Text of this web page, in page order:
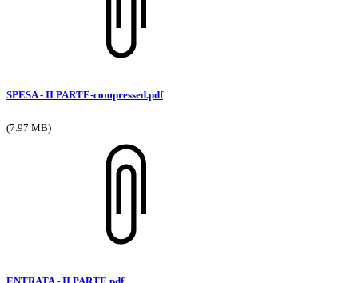
SPESA - II PARTE-compressed.pdf
(7.97 MB)